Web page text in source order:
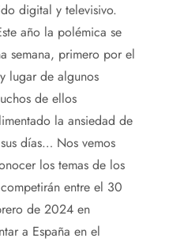
digital y televisivo.
año la polémica se
semana, primero por el
lugar de algunos
de ellos
la ansiedad de
días… Nos vemos
los temas de los
entre el 30
de 2024 en
a España en el